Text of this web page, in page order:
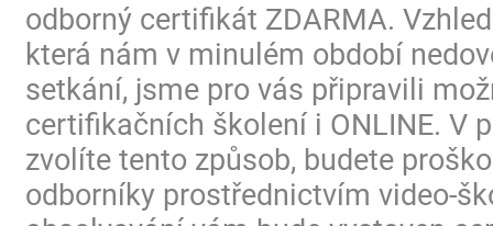
odborný certifikát ZDARMA.
která nám v minulém období
setkání, jsme pro vás připravili
certifikačních školení i ONLINE. V
zvolíte tento způsob, budete
odborníky prostřednictvím video-